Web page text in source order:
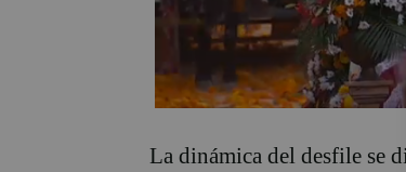
La dinámica del desfile se